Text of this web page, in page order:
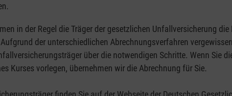
in der Regel die Träger der gesetzlichen Unfallversicherung die
der unterschiedlichen Abrechnungsverfahren
über die notwendigen Schritte. Wenn Sie
Kurses vorlegen, übernehmen wir die Abrechnung für Sie.